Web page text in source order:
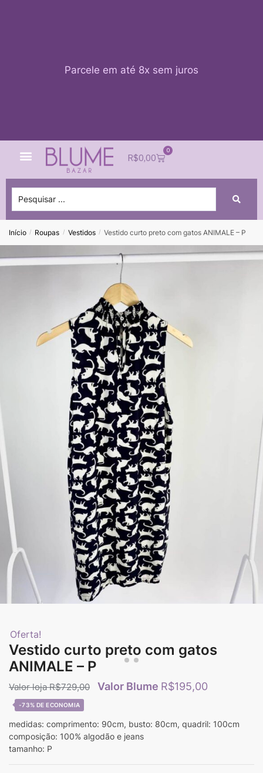
Parcele em até 8x sem juros
R$0,00
0
Início / Roupas / Vestidos / Vestido curto preto com gatos ANIMALE – P
Oferta!
Vestido curto preto com gatos
ANIMALE – P
R$729,00 R$195,00
-73%
medidas: comprimento: 90cm, busto: 80cm, quadril: 100cm
composição: 100% algodão e jeans
tamanho: P